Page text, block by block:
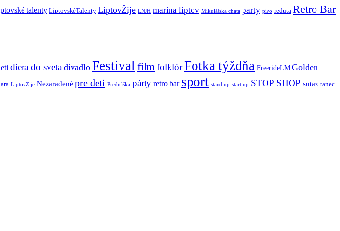
talenty LiptovskéTalenty LiptovŽije LNJH marina liptov Mikulášska chata party pivo reduta Retro Bar
diera do sveta divadlo Festival filmfolklórFotka týždňa FreerideLM Golden
LiptovZije Nezaradené pre deti Prednáška párty retro bar sport stand up start-up STOP SHOP sutaz tanec